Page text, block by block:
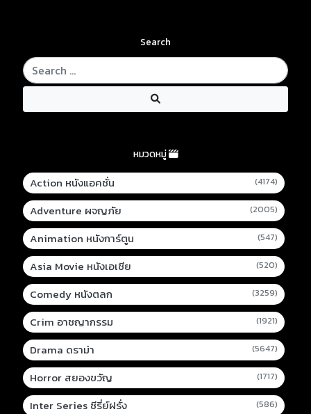
Search
หมวดหมู่
Action หนังแอคชั่น (4174)
Adventure ผจญภัย (2005)
Animation หนังการ์ตูน (547)
Asia Movie หนังเอเชีย (520)
Comedy หนังตลก (3259)
Crim อาชญากรรม (1921)
Drama ดราม่า (5647)
Horror สยองขวัญ (1717)
Inter Series ซีรี่ย์ฝรั่ง (586)